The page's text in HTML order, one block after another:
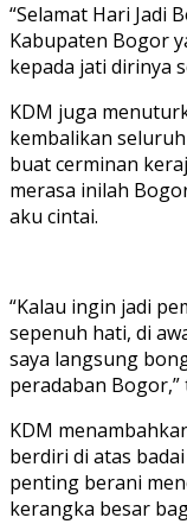
“Selamat Hari Jadi
Kabupaten Bogor
kepada jati dirinya
KDM juga
kembalikan
buat cerminan
merasa inilah
aku cintai.
“Kalau ingin jadi
sepenuh hati, di
saya langsung
peradaban Bogor,”
KDM
berdiri di atas
penting berani
kerangka besar